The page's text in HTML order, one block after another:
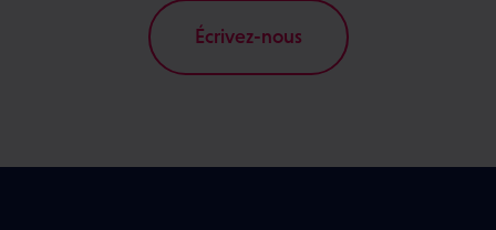
Écrivez-nous